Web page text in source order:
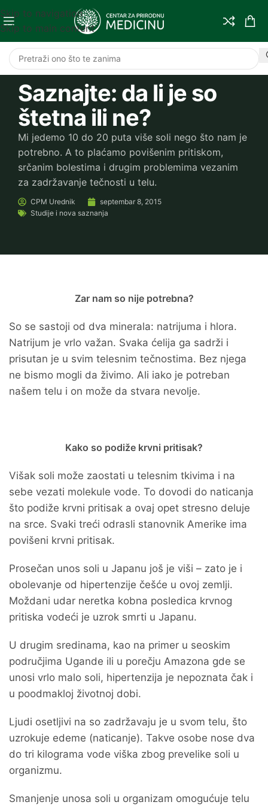
Skip to navigation
Skip to main content
Saznajte: da li je so
štetna ili ne?
Mi jedemo 10 do 20 puta više soli nego što nam je
potrebno. A to plaćamo povišenim pritiskom,
srčanim bolestima i drugim problemima vezanim
za zadržavanje tečnosti u telu.
CPM Urednik
septembar 8, 2015
Studije i nova saznanja
Zar nam so nije potrebna?
So se sastoji od dva minerala: natrijuma i hlora.
Natrijum je vrlo važan. Svaka ćelija ga sadrži i
prisutan je u svim telesnim tečnostima. Bez njega
ne bismo mogli da živimo. Ali iako je potreban
našem telu i on može da stvara nevolje.
Kako so podiže krvni pritisak?
Višak soli može zaostati u telesnim tkivima i na
sebe vezati molekule vode. To dovodi do naticanja
što podiže krvni pritisak a ovaj opet stresno deluje
na srce. Svaki treći odrasli stanovnik Amerike ima
povišeni krvni pritisak.
Prosečan unos soli u Japanu još je viši – zato je i
obolevanje od hipertenzije češće u ovoj zemlji.
Moždani udar neretka kobna posledica krvnog
pritiska vodeći je uzrok smrti u Japanu.
U drugim sredinama, kao na primer u seoskim
područjima Ugande ili u porečju Amazona gde se
unosi vrlo malo soli, hipertenzija je nepoznata čak i
u poodmakloj životnoj dobi.
Ljudi osetljivi na so zadržavaju je u svom telu, što
uzrokuje edeme (naticanje). Takve osobe nose dva
do tri kilograma vode viška zbog prevelike soli u
organizmu.
Smanjenje unosa soli u organizam omogućuje telu